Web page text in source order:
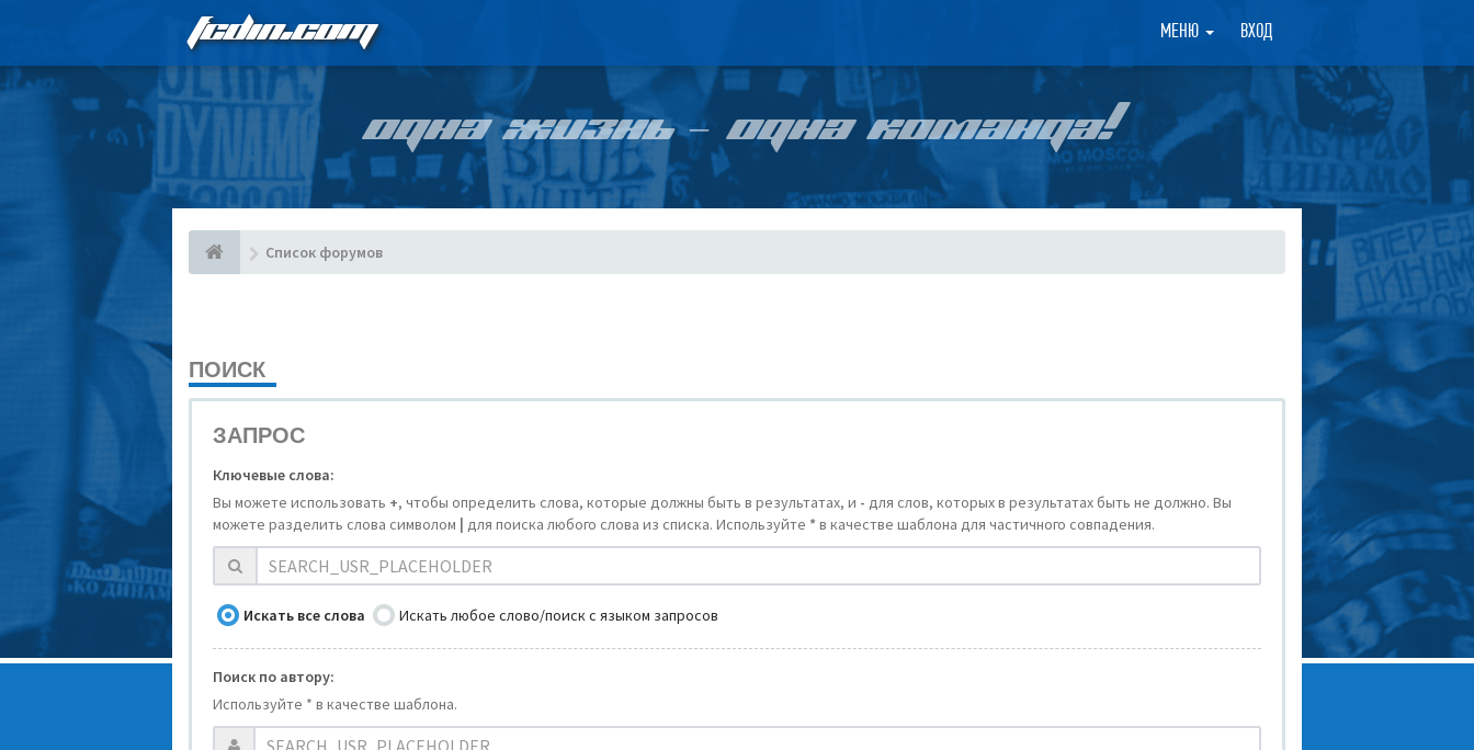
FCDIN.COM МЕНЮ ВХОД ×
ОДНА ЖИЗНЬ – ОДНА КОМАНДА!
Список форумов
ПОИСК
ЗАПРОС
Ключевые слова:
Вы можете использовать +, чтобы определить слова, которые должны быть в результатах, и - для слов, которых в результатах быть не должно. Вы
можете разделить слова символом | для поиска любого слова из списка. Используйте *в качестве шаблона для частичного совпадения.
Искать все слова Искать любое слово/поиск с языком запросов
Поиск по автору:
Используйте * в качестве шаблона.